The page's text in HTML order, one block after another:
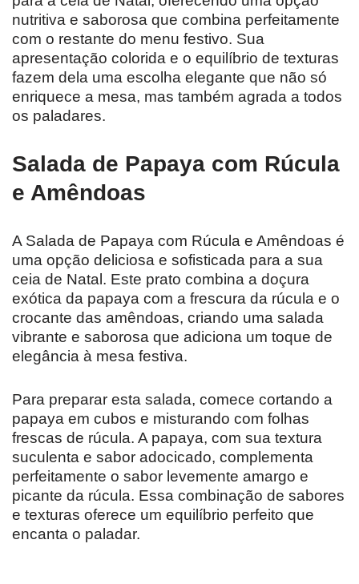
nutritiva e saborosa que combina perfeitamente
com o restante do menu festivo. Sua
apresentação colorida e o equilíbrio de texturas
fazem dela uma escolha elegante que não só
enriquece a mesa, mas também agrada a todos
os paladares.
Salada de Papaya com Rúcula
e Amêndoas
A Salada de Papaya com Rúcula e Amêndoas é
uma opção deliciosa e sofisticada para a sua
ceia de Natal. Este prato combina a doçura
exótica da papaya com a frescura da rúcula e o
crocante das amêndoas, criando uma salada
vibrante e saborosa que adiciona um toque de
elegância à mesa festiva.
Para preparar esta salada, comece cortando a
papaya em cubos e misturando com folhas
frescas de rúcula. A papaya, com sua textura
suculenta e sabor adocicado, complementa
perfeitamente o sabor levemente amargo e
picante da rúcula. Essa combinação de sabores
e texturas oferece um equilíbrio perfeito que
encanta o paladar.